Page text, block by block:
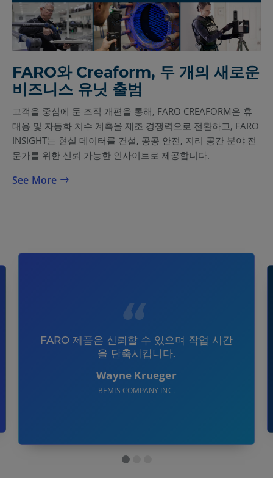
FARO와 Creaform, 두 개의 새로운
비즈니스 유닛 출범
고객을 중심에 둔 조직 개편을 통해, FARO CREAFORM은 휴
대용 및 자동화 치수 계측을 제조 경쟁력으로 전환하고, FARO
INSIGHT는 현실 데이터를 건설, 공공 안전, 지리 공간 분야 전
문가를 위한 신뢰 가능한 인사이트로 제공합니다.
See More
FARO 제품은 신뢰할 수 있으며 작업 시간
을 단축시킵니다.
Wayne Krueger
BEMIS COMPANY INC.